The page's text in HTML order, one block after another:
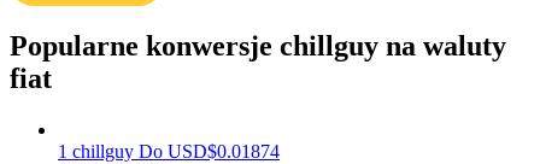
Zarabiać
Popularne konwersje chillguy na waluty
fiat
1 chillguy Do USD$0.01874